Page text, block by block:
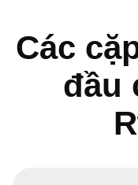
Các
đầu